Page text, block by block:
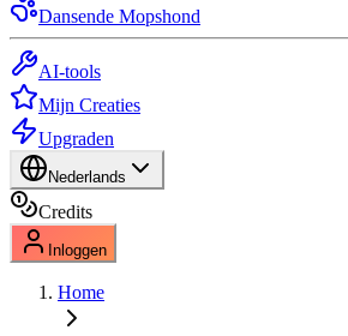
Dansende Mopshond
AI-tools
Mijn Creaties
Upgraden
Nederlands
Credits
Inloggen
Home